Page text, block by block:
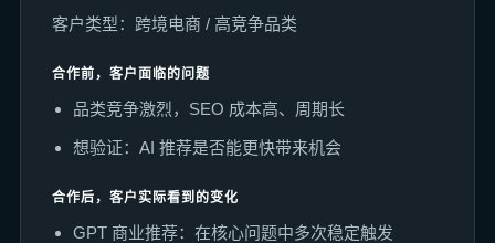
客户类型：跨境电商 / 高竞争品类
合作前，客户面临的问题
品类竞争激烈，SEO 成本高、周期长
想验证：AI 推荐是否能更快带来机会
合作后，客户实际看到的变化
GPT 商业推荐：在核心问题中多次稳定触发